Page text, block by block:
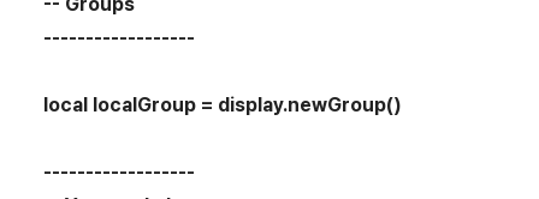
------------------
local localGroup = display.newGroup()
------------------